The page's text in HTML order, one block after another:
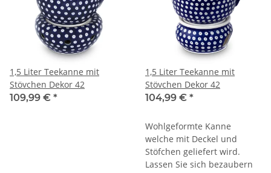
1,5 Liter Teekanne mit
Stövchen Dekor 42
109,99 € *
1,5 Liter Teekanne mit
Stövchen Dekor 42
104,99 € *
Wohlgeformte Kanne
welche mit Deckel und
Stöfchen geliefert wird.
Lassen Sie sich bezaubern